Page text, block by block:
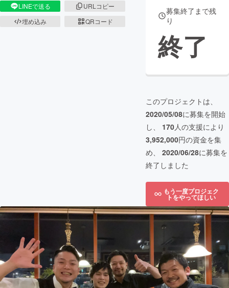
LINEで送る
URLコピー
埋め込み
QRコード
募集終了まで残
り
終了
このプロジェクトは、
2020/05/08に募集を開始
し、 170人の支援により
3,952,000円の資金を集
め、 2020/06/28に募集を
終了しました
もう一度プロジェク
トをやってほしい